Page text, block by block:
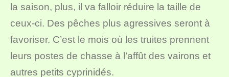
la saison, plus, il va falloir réduire la taille de
ceux-ci. Des pêches plus agressives seront à
favoriser. C’est le mois où les truites prennent
leurs postes de chasse à l’affût des vairons et
autres petits cyprinidés.